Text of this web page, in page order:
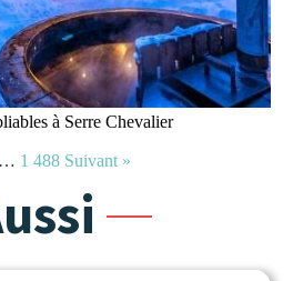
à Serre Chevalier
… 1 488 Suivant »